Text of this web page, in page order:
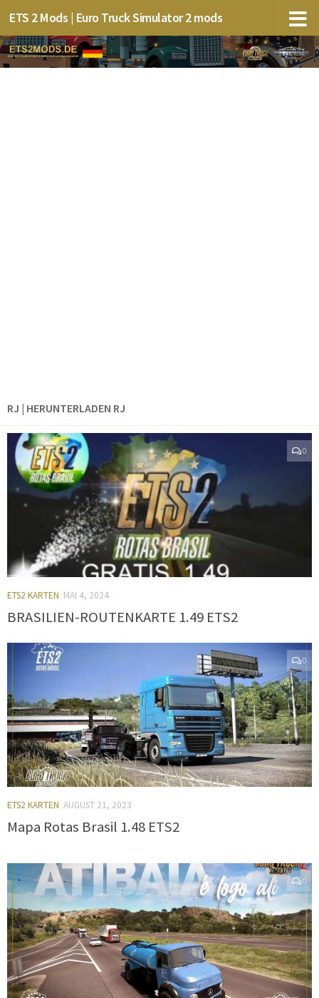
ETS 2 Mods | Euro Truck Simulator 2 mods
RJ | HERUNTERLADEN RJ
0
ETS2 KARTEN MAI 4, 2024
BRASILIEN-ROUTENKARTE 1.49 ETS2
0
ETS2 KARTEN AUGUST 21, 2023
Mapa Rotas Brasil 1.48 ETS2
0